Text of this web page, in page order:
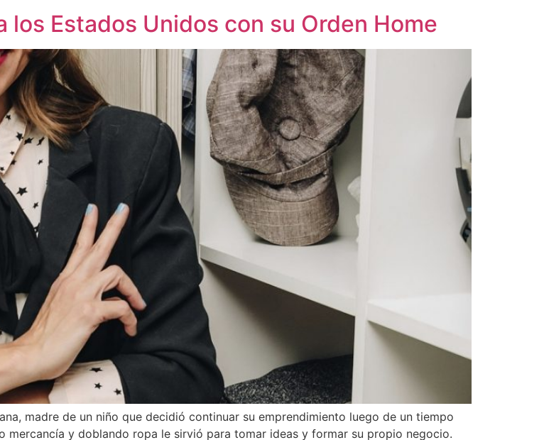
los Estados Unidos con su Orden Home
madre de un niño que decidió continuar su emprendimiento luego de un tiempo
mercancía y doblando ropa le sirvió para tomar ideas y formar su propio negocio.